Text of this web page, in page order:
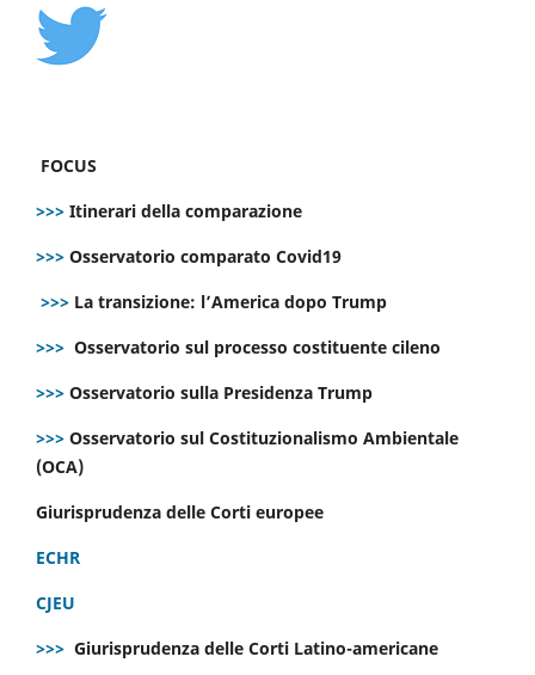
FOCUS
>>> Itinerari della comparazione
>>> Osservatorio comparato Covid19
>>> La transizione: l’America dopo Trump
>>> Osservatorio sul processo costituente cileno
>>> Osservatorio sulla Presidenza Trump
>>> Osservatorio sul Costituzionalismo Ambientale
(OCA)
Giurisprudenza delle Corti europee
ECHR
CJEU
>>> Giurisprudenza delle Corti Latino-americane